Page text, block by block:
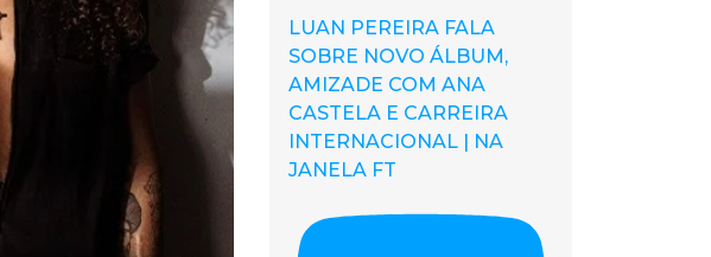
LUAN PEREIRA FALA
SOBRE NOVO ÁLBUM,
AMIZADE COM ANA
CASTELA E CARREIRA
INTERNACIONAL | NA
JANELA FT